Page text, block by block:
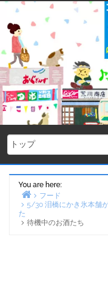
Skip
content
You are here:
Home
フード
5/30 泪橋にかき氷本舗
た
待機中のお酒たち